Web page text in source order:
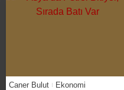
Caner Bulut Ekonomi